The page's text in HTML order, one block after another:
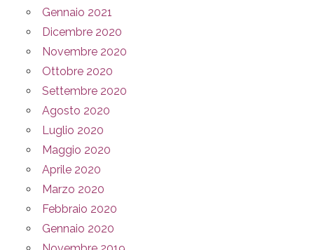
Gennaio 2021
Dicembre 2020
Novembre 2020
Ottobre 2020
Settembre 2020
Agosto 2020
Luglio 2020
Maggio 2020
Aprile 2020
Marzo 2020
Febbraio 2020
Gennaio 2020